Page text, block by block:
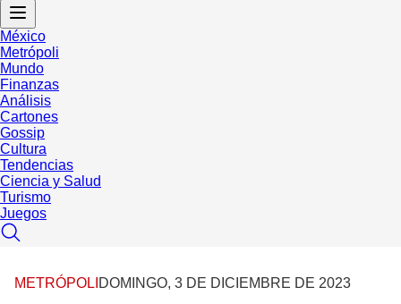
México
Metrópoli
Mundo
Finanzas
Análisis
Cartones
Gossip
Cultura
Tendencias
Ciencia y Salud
Turismo
Juegos
METRÓPOLI DOMINGO, 3 DE DICIEMBRE DE 2023